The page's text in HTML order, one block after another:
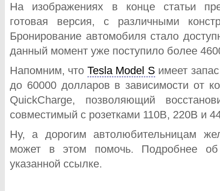
На изображениях в конце статьи
готовая версия, с различными
Бронирование автомобиля стало
данный момент уже поступило более
Напомним, что Tesla Model S имеет
до 60000 долларов в зависимости от
QuickCharge, позволяющий
совместимый с розетками 110В, 220В и
Ну, а дорогим автолюбительницам
может в этом помочь. Подробнее
указанной ссылке.